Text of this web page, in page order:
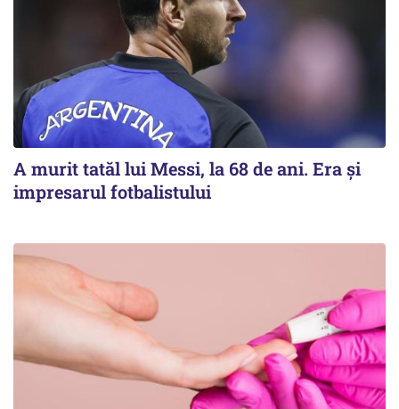
A murit tatăl lui Messi, la 68 de ani. Era și
impresarul fotbalistului